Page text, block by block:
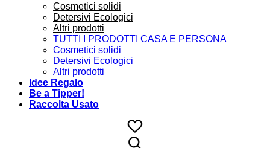
Cosmetici solidi
Detersivi Ecologici
Altri prodotti
TUTTI I PRODOTTI CASA E PERSONA
Cosmetici solidi
Detersivi Ecologici
Altri prodotti
Idee Regalo
Be a Tipper!
Raccolta Usato